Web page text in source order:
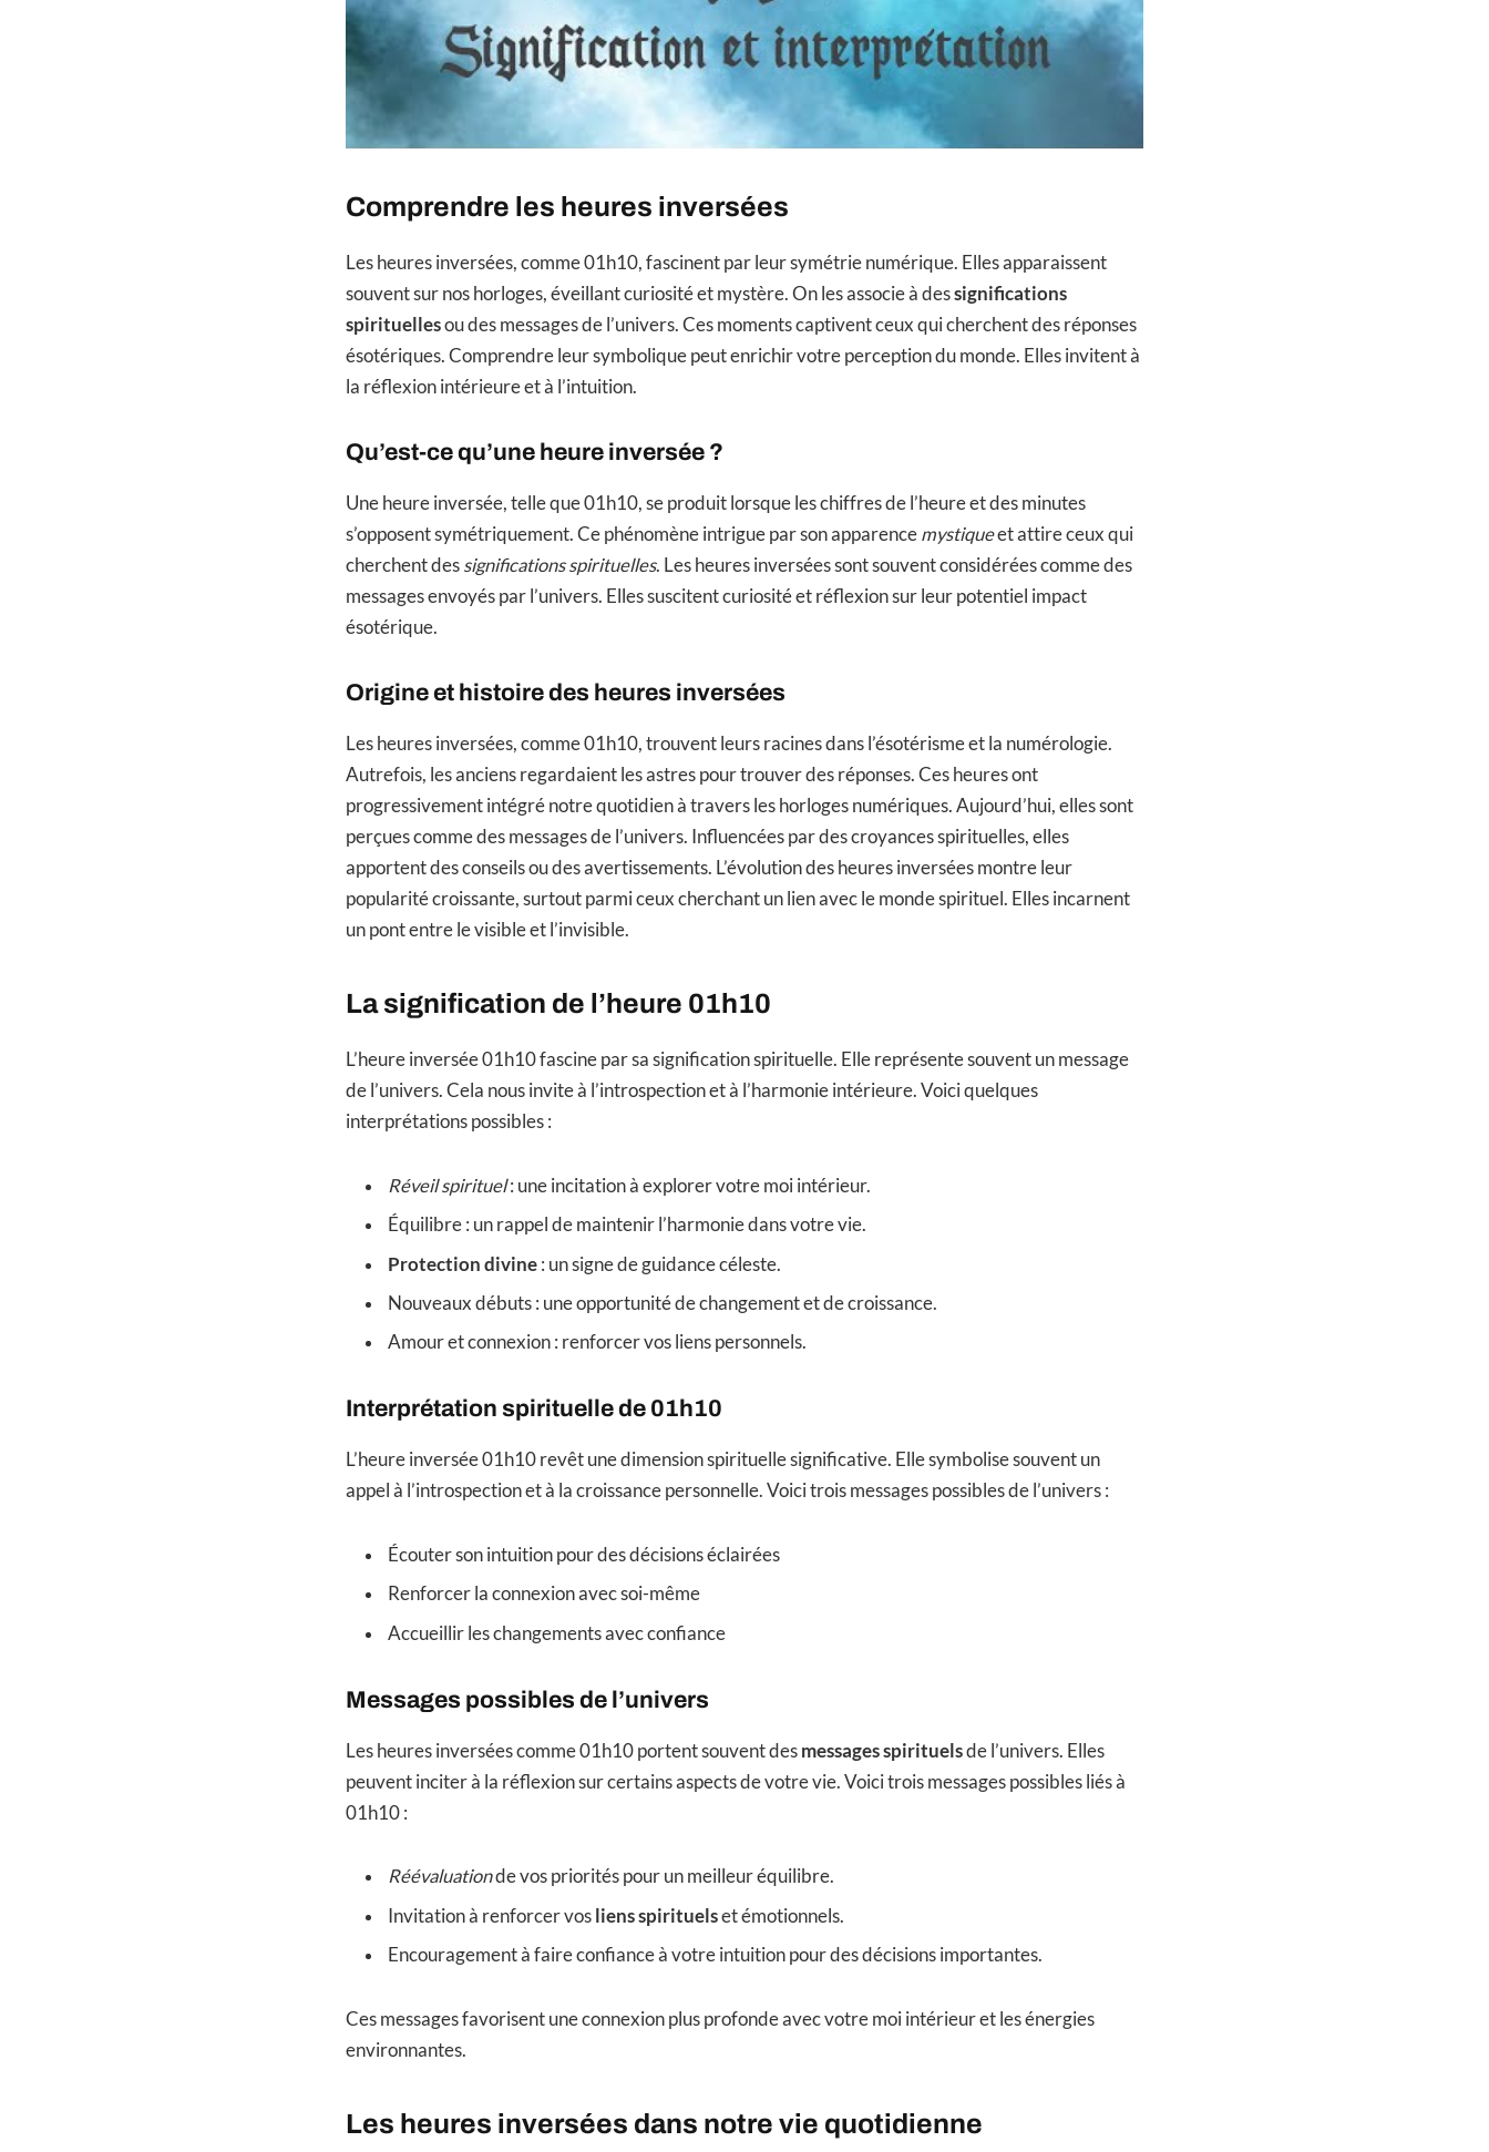
Comprendre les heures inversées
Les heures inversées, comme 01h10, fascinent par leur symétrie numérique. Elles apparaissent
souvent sur nos horloges, éveillant curiosité et mystère. On les associe à dessignifications
spirituellesou des messages de l’univers. Ces moments captivent ceux qui cherchent des réponses
ésotériques. Comprendre leur symbolique peut enrichir votre perception du monde. Elles invitent à
la réflexion intérieure et à l’intuition.
Qu’est-ce qu’une heure inversée ?
Une heure inversée, telle que 01h10, se produit lorsque les chiffres de l’heure et des minutes
s’opposent symétriquement. Ce phénomène intrigue par son apparence mystiqueet attire ceux qui
cherchent des significations spirituelles. Les heures inversées sont souvent considérées comme des
messages envoyés par l’univers. Elles suscitent curiosité et réflexion sur leur potentiel impact
ésotérique.
Origine et histoire des heures inversées
Les heures inversées, comme 01h10, trouvent leurs racines dans l’ésotérisme et la numérologie.
Autrefois, les anciens regardaient les astres pour trouver des réponses. Ces heures ont
progressivement intégré notre quotidien à travers les horloges numériques. Aujourd’hui, elles sont
perçues comme des messages de l’univers. Influencées par des croyances spirituelles, elles
apportent des conseils ou des avertissements. L’évolution des heures inversées montre leur
popularité croissante, surtout parmi ceux cherchant un lien avec le monde spirituel. Elles incarnent
un pont entre le visible et l’invisible.
La signification de l’heure 01h10
L’heure inversée 01h10 fascine par sa signification spirituelle. Elle représente souvent un message
de l’univers. Cela nous invite à l’introspection et à l’harmonie intérieure. Voici quelques
interprétations possibles :
Réveil spirituel: une incitation à explorer votre moi intérieur.
Équilibre : un rappel de maintenir l’harmonie dans votre vie.
Protection divine : un signe de guidance céleste.
Nouveaux débuts : une opportunité de changement et de croissance.
Amour et connexion : renforcer vos liens personnels.
Interprétation spirituelle de 01h10
L’heure inversée 01h10 revêt une dimension spirituelle significative. Elle symbolise souvent un
appel à l’introspection et à la croissance personnelle. Voici trois messages possibles de l’univers :
Écouter son intuition pour des décisions éclairées
Renforcer la connexion avec soi-même
Accueillir les changements avec confiance
Messages possibles de l’univers
Les heures inversées comme 01h10 portent souvent des messages spirituelsde l’univers. Elles
peuvent inciter à la réflexion sur certains aspects de votre vie. Voici trois messages possibles liés à
01h10 :
Réévaluationde vos priorités pour un meilleur équilibre.
Invitation à renforcer vos liens spirituelset émotionnels.
Encouragement à faire confiance à votre intuition pour des décisions importantes.
Ces messages favorisent une connexion plus profonde avec votre moi intérieur et les énergies
environnantes.
Les heures inversées dans notre vie quotidienne